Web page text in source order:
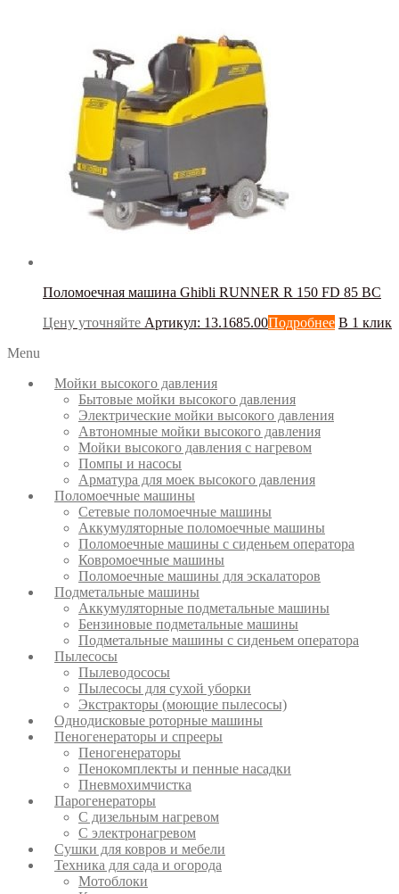
Поломоечная машина Ghibli RUNNER R 150 FD 85 BC
Цену уточняйте Артикул: 13.1685.00Подробнее В 1 клик
Menu
Мойки высокого давления
Бытовые мойки высокого давления
Электрические мойки высокого давления
Автономные мойки высокого давления
Мойки высокого давления с нагревом
Помпы и насосы
Арматура для моек высокого давления
Поломоечные машины
Сетевые поломоечные машины
Аккумуляторные поломоечные машины
Поломоечные машины с сиденьем оператора
Ковромоечные машины
Поломоечные машины для эскалаторов
Подметальные машины
Аккумуляторные подметальные машины
Бензиновые подметальные машины
Подметальные машины с сиденьем оператора
Пылесосы
Пылеводососы
Пылесосы для сухой уборки
Экстракторы (моющие пылесосы)
Однодисковые роторные машины
Пеногенераторы и спрееры
Пеногенераторы
Пенокомплекты и пенные насадки
Пневмохимчистка
Парогенераторы
С дизельным нагревом
С электронагревом
Сушки для ковров и мебели
Техника для сада и огорода
Мотоблоки